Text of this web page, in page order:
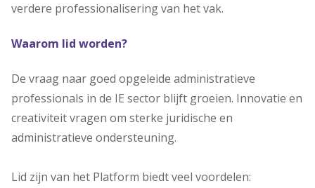
verdere professionalisering van het vak.
Waarom lid worden?
De vraag naar goed opgeleide administratieve
professionals in de IE sector blijft groeien. Innovatie en
creativiteit vragen om sterke juridische en
administratieve ondersteuning.
Lid zijn van het Platform biedt veel voordelen: